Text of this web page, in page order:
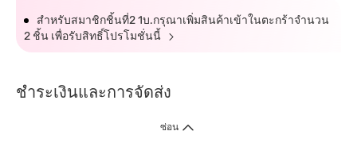
สำหรับสมาชิกชิ้นที่2 1บ.กรุณาเพิ่มสินค้าเข้าในตะกร้าจำนวน
2 ชิ้น เพื่อรับสิทธิ์โปรโมชั่นนี้
ชำระเงินและการจัดส่ง
ซ่อน